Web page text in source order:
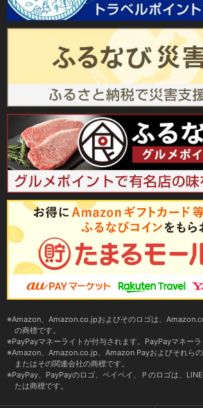
Amazon、Amazon.co.jpおよびそのロゴは、
の商標です。
PayPayマネーライトが付与されます。PayPayマネーラ
Amazon、Amazon.co.jp、Amazon Payおよびそれら
またはその関連会社の商標です。
PayPay、PayPayのロゴ、ペイペイ、Ｐのロゴは、
たは商標です。